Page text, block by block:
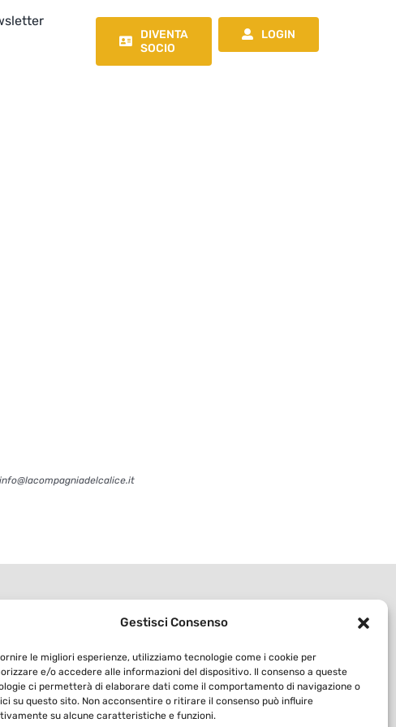
Gestisci Consenso
le migliori esperienze, utilizziamo tecnologie come i cookie per
e/o accedere alle informazioni del dispositivo. Il consenso a queste
ci permetterà di elaborare dati come il comportamento di navigazione o
su questo sito. Non acconsentire o ritirare il consenso può influire
su alcune caratteristiche e funzioni.
DIVENTA
SOCIO
LOGIN